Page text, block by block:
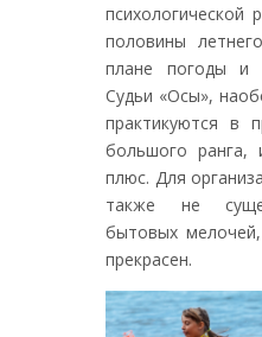
психологической
половины
плане погоды и
Судьи «Осы»,
практикуются в
большого ранга,
плюс. Для
также не
бытовых
прекрасен.